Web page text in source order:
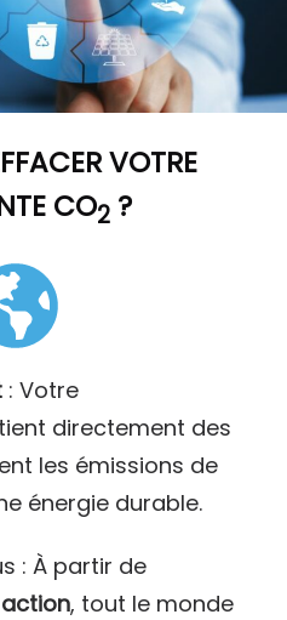
VOTRE
CO2?
: Votre
directement des
les émissions de
énergie durable.
: À partir de
, tout le monde